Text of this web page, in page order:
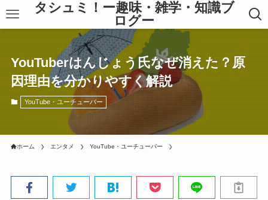
タシュミ！ー趣味・雑学・知識ブ
ログー
YouTuberはんじょう氏なぜ消えた？原
因理由を分かりやすく解説
YouTube・ユーチューバー
ホーム エンタメ YouTube・ユーチューバー